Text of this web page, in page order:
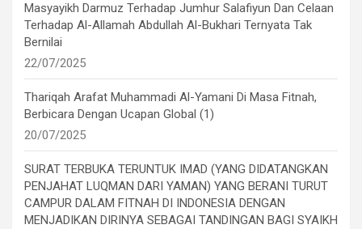
Masyayikh Darmuz Terhadap Jumhur Salafiyun Dan Celaan
Terhadap Al-Allamah Abdullah Al-Bukhari Ternyata Tak
Bernilai
22/07/2025
Thariqah Arafat Muhammadi Al-Yamani Di Masa Fitnah,
Berbicara Dengan Ucapan Global (1)
20/07/2025
SURAT TERBUKA TERUNTUK IMAD (YANG DIDATANGKAN
PENJAHAT LUQMAN DARI YAMAN) YANG BERANI TURUT
CAMPUR DALAM FITNAH DI INDONESIA DENGAN
MENJADIKAN DIRINYA SEBAGAI TANDINGAN BAGI SYAIKH